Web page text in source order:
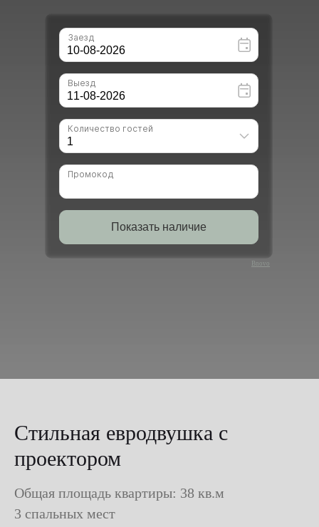
Bnovo
Стильная евродвушка с
проектором
Общая площадь квартиры: 38 кв.м
3 спальных мест